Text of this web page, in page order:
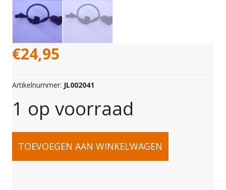
€24,95
Artikelnummer: JL002041
1 op voorraad
SLK-
TOEVOEGEN AAN WINKELWAGEN